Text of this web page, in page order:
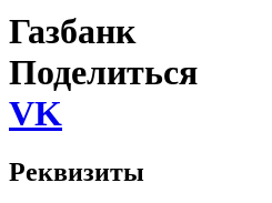
Газбанк
Поделиться
VK
Реквизиты